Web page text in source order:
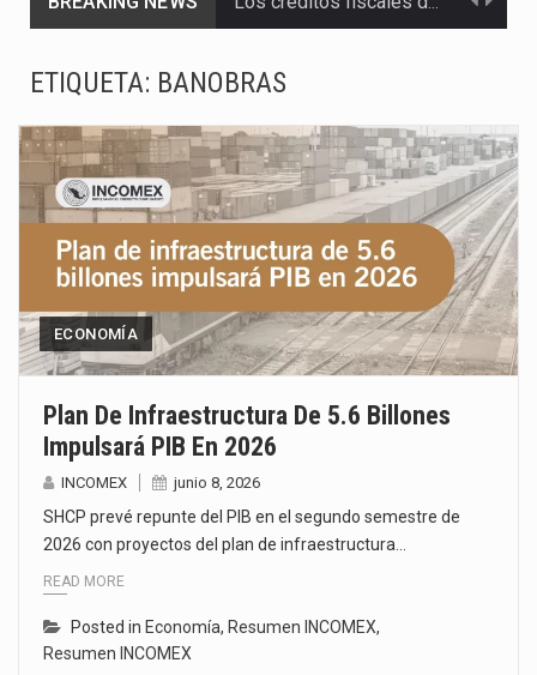
El gobierno de Estados Unidos anunciará un arancel del 15 % sobre los productos fabricados…
El Departamento de Agricultura de Estados Unidos (USDA) suspendió el 5 de agosto de 2026…
La industria manufacturera de exportación afiliada a Index en Nuevo León ha alcanzado hasta 10%…
ETIQUETA: BANOBRAS
ECONOMÍA
Plan De Infraestructura De 5.6 Billones
Impulsará PIB En 2026
INCOMEX junio 8, 2026
SHCP prevé repunte del PIB en el segundo semestre de
2026 con proyectos del plan de infraestructura…
READ MORE
Posted in Economía, Resumen INCOMEX,
Resumen INCOMEX